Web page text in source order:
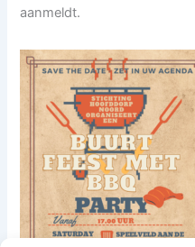
aanmeldt.